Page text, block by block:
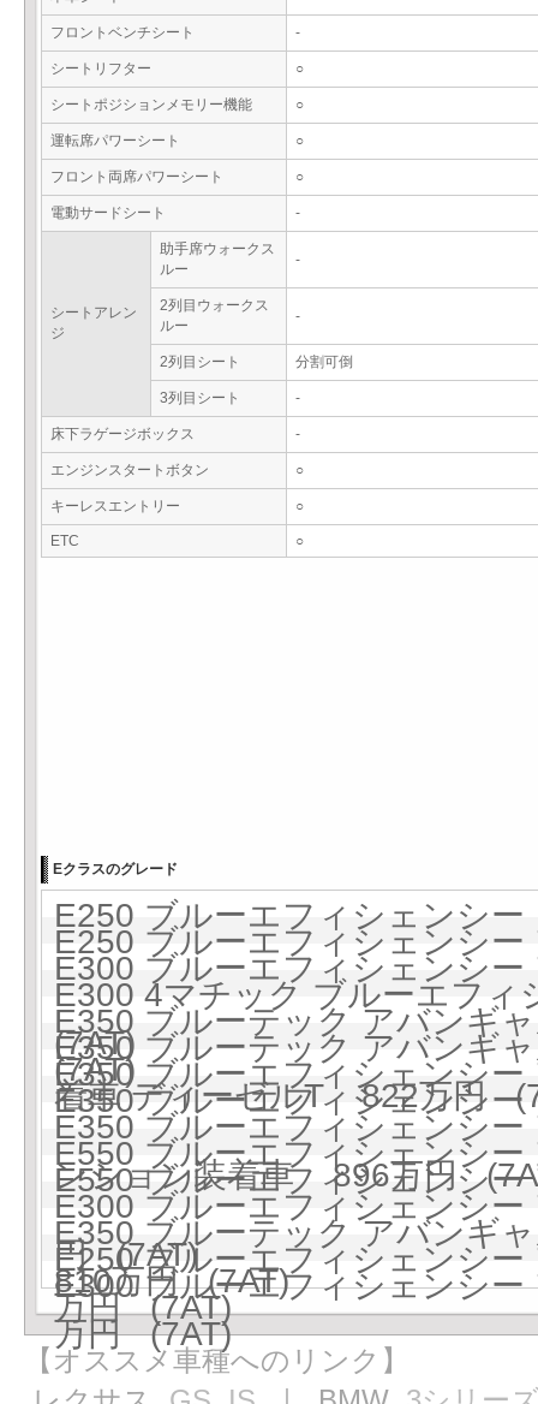
フロントベンチシート -
シートリフター ○
シートポジションメモリー機能 ○
運転席パワーシート ○
フロント両席パワーシート ○
電動サードシート -
シートアレン
ジ
助手席ウォークス
ルー
-
2列目ウォークス
ルー
-
2列目シート 分割可倒
3列目シート -
床下ラゲージボックス -
エンジンスタートボタン ○
キーレスエントリー ○
ETC ○
Eクラスのグレード
E250 ブルーエフィシェンシ
E250 ブルーエフィシェンシ
E300 ブルーエフィシェンシ
E300 4マチック ブルーエフ
(7AT)
E350 ブルーテック アバン
(7AT)
E350 ブルーテック アバンギ
着車 ディーゼルT 822万円
E350 ブルーエフィシェンシ
E350 ブルーエフィシェンシ
E350 ブルーエフィシェンシ
ンション装着車 896万円
E550 ブルーエフィシェンシ
E550 ブルーエフィシェンシ
E300 ブルーエフィシェンシ
円 (7AT)
E350 ブルーテック アバンギ
810万円 (7AT)
E250 ブルーエフィシェンシ
万円 (7AT)
E300 ブルーエフィシェンシ
万円 (7AT)
【オススメ車種へのリンク】